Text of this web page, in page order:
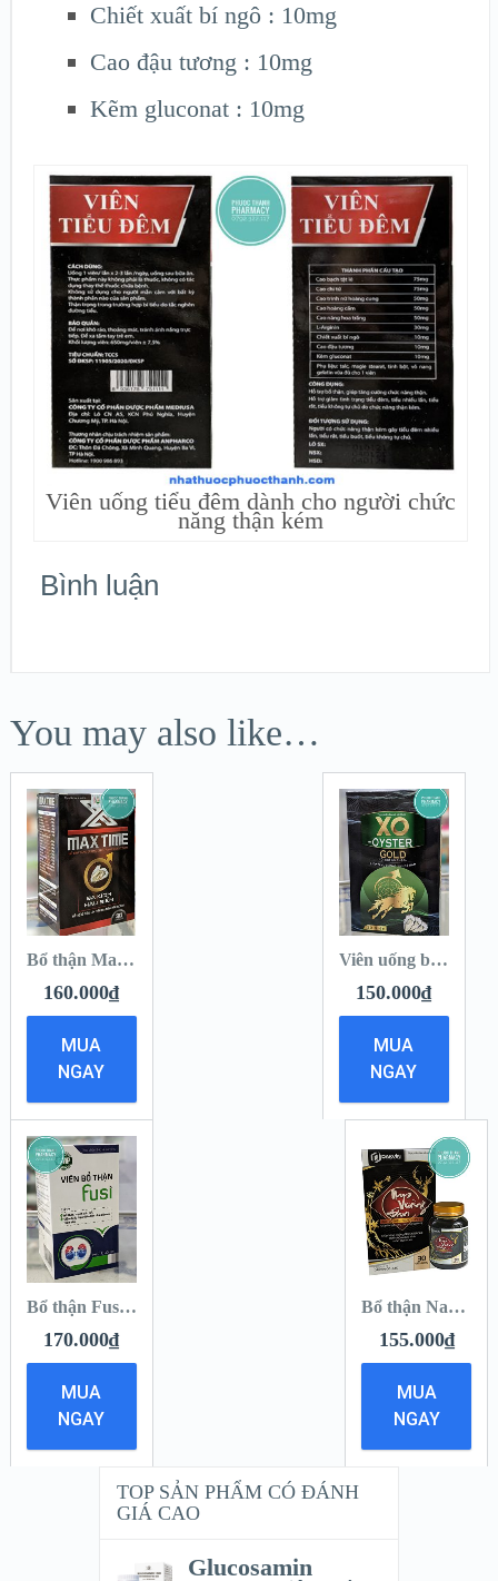
Chiết xuất bí ngô : 10mg
Cao đậu tương : 10mg
Kẽm gluconat : 10mg
Viên uống tiểu đêm dành cho người chức
năng thận kém
Bình luận
You may also like…
Bổ thận Max Time [ Hộp 30 viên ]
160.000₫
MUA
NGAY
Viên uống bổ thận XO [ Hộp 30 viên ]
150.000₫
MUA
NGAY
Bổ thận Fusi [ Hộp 30 viên ]
170.000₫
MUA
NGAY
Bổ thận Nam Vương Đan [ Hộp 30 viên ]
155.000₫
MUA
NGAY
TOP SẢN PHẨM CÓ ĐÁNH
GIÁ CAO
Glucosamin